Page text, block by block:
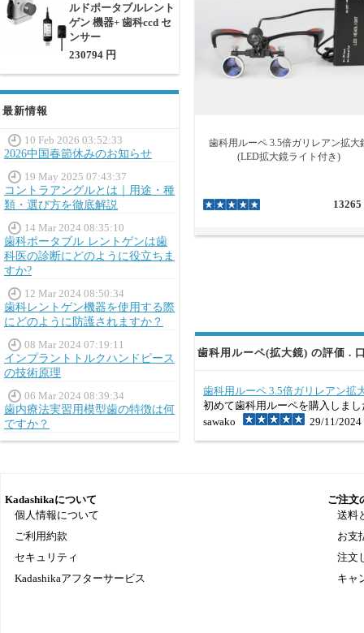
ルドポータブルレント
ゲン 機器+ 歯科ccd セ
ンサー
230794 円
最新情報
10 Feb 2026 03:52:33
2026中国春節休みのお知らせ
19 May 2025 07:43:37
コントラアングルとは｜用途・種
類・選び方を徹底解説
14 Mar 2024 08:35:10
歯科ポータブル レントゲンは歯
科医の診断にどのように役立ちま
すか?
12 Mar 2024 08:50:34
歯科レントゲン機器を使用する際
にどのように防護されますか？
08 Mar 2024 07:19:11
インプラントトルクハンドピース
の技術原理
06 Mar 2024 08:39:34
歯内療法実習用模型歯の特徴は何
ですか？
歯科用ルーペ 3.5倍ガリレアン拡大
(LED拡大鏡ライト付き)
13265
歯科用ルーペ(拡大鏡) の評価 .
歯科用ルーペ 3.5倍ガリレアン拡
初めて歯科用ルーペを購入しま
sawako
29/11/2024
Kadashikaについて
個人情報について
ご利用約款
セキュリティ
Kadashikaアフターサービス
ご注文
送料
お支
注文
キャ